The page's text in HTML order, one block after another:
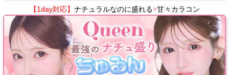
【1day対応】 ナチュラルなのに盛れる♥甘々カラコン